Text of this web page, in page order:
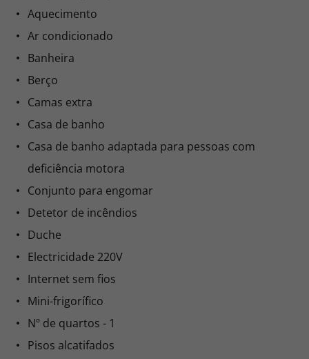
Aquecimento
Ar condicionado
Banheira
Berço
Camas extra
Casa de banho
Casa de banho adaptada para pessoas com
deficiência motora
Conjunto para engomar
Detetor de incêndios
Duche
Electricidade 220V
Internet sem fios
Mini-frigorífico
Nº de quartos - 1
Pisos alcatifados